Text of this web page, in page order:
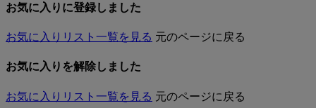
お気に入りに登録しました
お気に入りリスト一覧を見る 元のページに戻る
お気に入りを解除しました
お気に入りリスト一覧を見る 元のページに戻る